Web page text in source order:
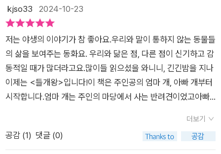
사회의 기대와 통제를 넘어 스스로의 길을 찾는 주인공의 성장을
보호와 야생의 자유 사이에서 갈등하는 그의 모습은 개의 이야기
를 넘어, 우리 모두가 겪는 정체성과 자아에 대한 고민을 대변합
니다. 달은 인간이 주는 편안한 삶을 알고 있으면서도, 야생으로
나아가고자 하는 강렬한 욕망을 품고 있습니다. 이는 안정과 자유
사이에서 고민하는 현대인들의 모습과 닮아 있었습니다.작품은
달이 점차 자신의 두려움을 극복하고 주체적인 선택을 하는 과정
을 세밀하게 그립니다. “들개왕”을 만나고 그의 노래를 듣는 꿈
kjso33 2024-10-23
저는 야생의 이야기가 참 좋아요.우리와 말이 통하지 않는 동물들
의 삶을 보여주는 동화요. 우리와 닮은 점, 다른 점이 신기하고 감
동적일 때가 많더라고요.많이들 읽으셨을 와니니, 긴긴밤을 지나
이제는 <들개왕>입니다!이 책은 주인공의 엄마 개, 아빠 개부터
시작합니다.엄마 개는 주인의 마당에서 사는 반려견이었고아빠
돌이의 운명읏 타고난 아빠 개는 결국 자신의 꿈을 찾아 집을 떠
났죠.가족의 품을 떠나는 아빠 개에게는 꿈이 있었으니, 바로 들
더보기
공감 (1) 댓글 (0)